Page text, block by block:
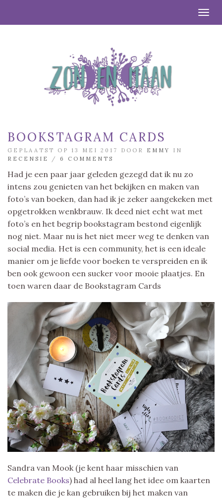
BOOKSTAGRAM CARDS
GEPLAATST OP 13 MEI 2017 DOOR EMMY
IN
RECENSIE
/ 6 COMMENTS
Had je een paar jaar geleden gezegd dat ik nu zo
intens zou genieten van het bekijken en maken van
foto’s van boeken, dan had ik je zeker aangekeken met
opgetrokken wenkbrauw. Ik deed niet echt wat met
foto’s en het begrip bookstagram bestond eigenlijk
nog niet. Maar nu is het niet meer weg te denken van
social media. Het is een community, het is een ideale
manier om je liefde voor boeken te verspreiden en ik
ben ook gewoon een sucker voor mooie plaatjes. En
toen waren daar de Bookstagram Cards
Sandra van Mook (je kent haar misschien van
Celebrate Books) had al heel lang het idee om kaarten
te maken die je kan gebruiken bij het maken van